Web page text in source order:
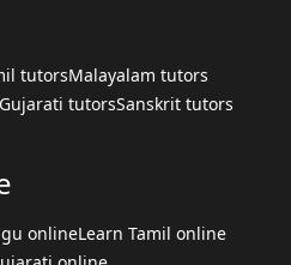
tutorsMalayalam tutors
Gujarati tutorsSanskrit tutors
onlineLearn Tamil online